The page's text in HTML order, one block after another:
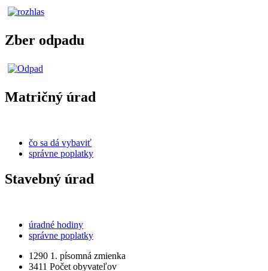
Zber odpadu
Matričný úrad
čo sa dá vybaviť
správne poplatky
Stavebný úrad
úradné hodiny
správne poplatky
1290 1. písomná zmienka
3411 Počet obyvateľov